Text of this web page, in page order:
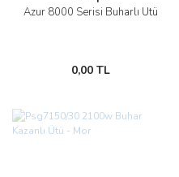
Azur 8000 Serisi Buharlı Ütü
0,00 TL